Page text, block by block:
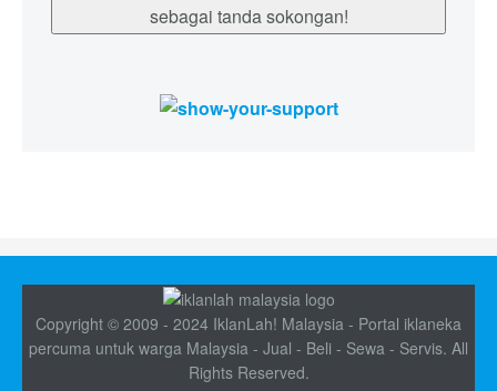
sebagai tanda sokongan!
Copyright © 2009 - 2024 IklanLah! Malaysia - Portal iklaneka
percuma untuk warga Malaysia - Jual - Beli - Sewa - Servis. All
Rights Reserved.